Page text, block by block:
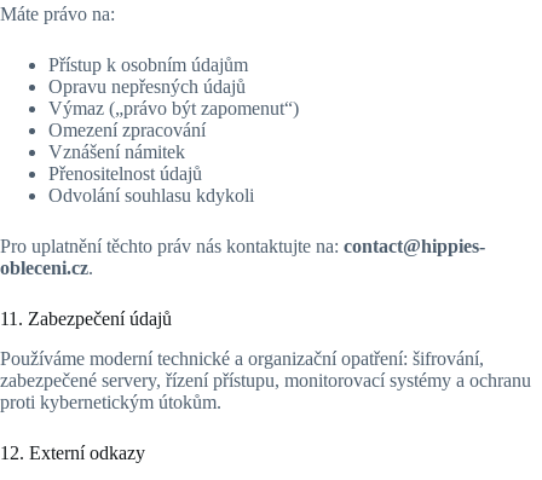
Máte právo na:
Přístup k osobním údajům
Opravu nepřesných údajů
Výmaz („právo být zapomenut“)
Omezení zpracování
Vznášení námitek
Přenositelnost údajů
Odvolání souhlasu kdykoli
Pro uplatnění těchto práv nás kontaktujte na: contact@hippies-
obleceni.cz.
11. Zabezpečení údajů
Používáme moderní technické a organizační opatření: šifrování,
zabezpečené servery, řízení přístupu, monitorovací systémy a ochranu
proti kybernetickým útokům.
12. Externí odkazy